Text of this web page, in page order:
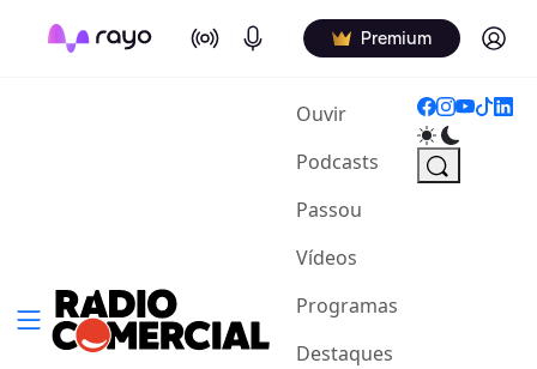
On Air Podcasts Premium Log in
Ouvir(current)
Podcasts
Passou
Vídeos
Programas
Destaques